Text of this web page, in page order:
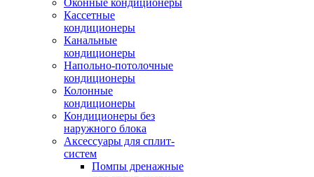
Оконные кондиционеры
Кассетные
кондиционеры
Канальные
кондиционеры
Напольно-потолочные
кондиционеры
Колонные
кондиционеры
Кондиционеры без
наружного блока
Аксессуары для сплит-
систем
Помпы дренажные